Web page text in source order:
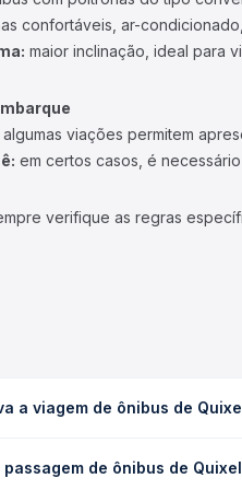
confortáveis, ar-
maior inclinação, ideal para
algumas viações permitem
em certos casos, é
verifique as regras
a viagem de ônibus de
Na Quero Passagem você
de ônibus de